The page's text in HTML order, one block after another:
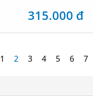
315.000 đ
1 2 3 4 5 6 7